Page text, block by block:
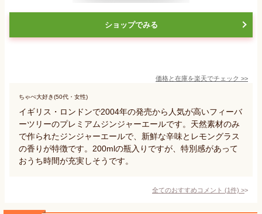
ショップでみる
価格と在庫を楽天でチェック >>
ちゃぺ大好き(50代・女性)
イギリス・ロンドンで2004年の発売から人気が高いフィーバ
ーツリーのプレミアムジンジャーエールです。天然素材のみ
で作られたジンジャーエールで、新鮮な辛味とレモングラス
の香りが特徴です。200mlの瓶入りですが、特別感があって
おうち時間が充実しそうです。
全てのおすすめコメント (1件) >